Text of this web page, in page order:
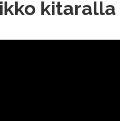
kitaralla